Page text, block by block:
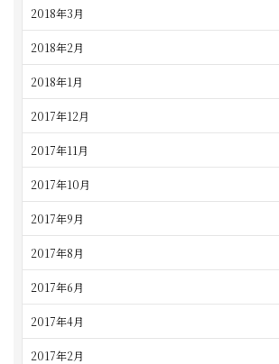
2018年3月
2018年2月
2018年1月
2017年12月
2017年11月
2017年10月
2017年9月
2017年8月
2017年6月
2017年4月
2017年2月